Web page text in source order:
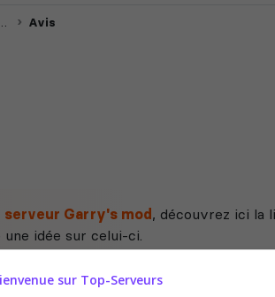
Avis
serveur Garry's mod, découvrez ici la
idée sur celui-ci.
sur Top-Serveurs